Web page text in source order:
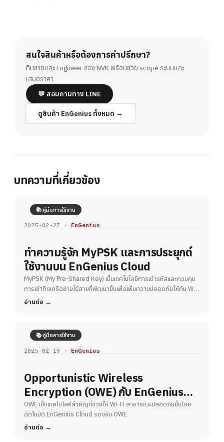
สนใจสินค้าหรือต้องการคำปรึกษา?
ทีมขายและ Engineer ของ NVK พร้อมช่วย scope ระบบและ
เสนอราคา
💬 สอบถามทาง LINE
ดูสินค้า EnGenius ทั้งหมด →
บทความที่เกี่ยวข้อง
📚 คู่มือการใช้งาน
2025-02-27 · EnGenius
ทำความรู้จัก MyPSK และการประยุกต์
ใช้งานบน EnGenius Cloud
MyPSK (My Pre-Shared Key) เป็นเทคโนโลยีการเข้ารหัสและควบคุม
การเข้าถึงเครือข่ายไร้สายที่พัฒนาขึ้นเพื่อเพิ่มความปลอดภัยให้กับ Wi-
Fi
อ่านต่อ
📚 คู่มือการใช้งาน
2025-02-19 · EnGenius
Opportunistic Wireless
Encryption (OWE) กับ EnGenius
Cloud – ยกระดับความปลอดภัย Wi-Fi
สาธารณะ
OWE เป็นเทคโนโลยีสำคัญที่ช่วยให้ Wi-Fi สาธารณะปลอดภัยขึ้นโดย
อัตโนมัติ EnGenius Cloud รองรับ OWE
อ่านต่อ